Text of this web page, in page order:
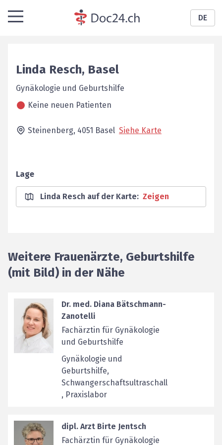
DE
Linda Resch, Basel
Gynäkologie und Geburtshilfe
Keine neuen Patienten
Steinenberg, 4051 Basel Siehe Karte
Lage
Linda Resch auf der Karte: Zeigen
Weitere Frauenärzte, Geburtshilfe
(mit Bild) in der Nähe
Dr. med. Diana Bätschmann-
Zanotelli
Fachärztin für Gynäkologie
und Geburtshilfe
Gynäkologie und
Geburtshilfe,
Schwangerschaftsultraschall
, Praxislabor
dipl. Arzt Birte Jentsch
Fachärztin für Gynäkologie